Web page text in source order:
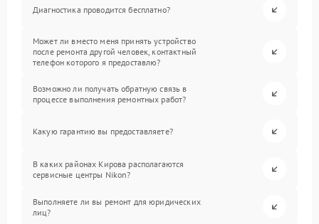
Диагностика проводится бесплатно?
Может ли вместо меня принять устройство
после ремонта другой человек, контактный
телефон которого я предоставлю?
Возможно ли получать обратную связь в
процессе выполнения ремонтных работ?
Какую гарантию вы предоставляете?
В каких районах Кирова располагаются
сервисные центры Nikon?
Выполняете ли вы ремонт для юридических
лиц?